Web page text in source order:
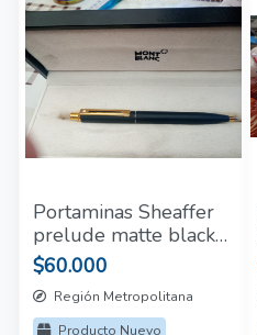
Portaminas Sheaffer
prelude matte black
con lapiz 0.7
$60.000
Región Metropolitana
Producto Nuevo